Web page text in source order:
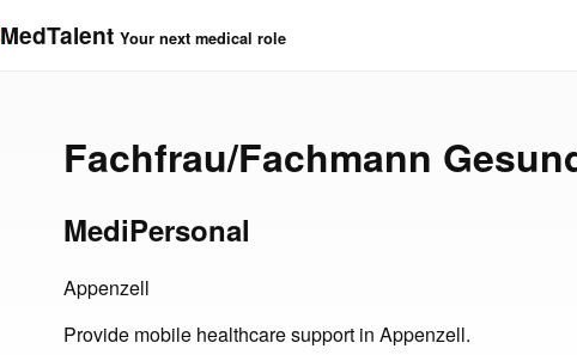
MedTalent Your next medical role
Fachfrau/Fachmann
MediPersonal
Appenzell
Provide mobile healthcare support in Appenzell.